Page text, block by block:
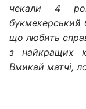
чекали 4
букмекерський
що любить
з найкращих
Вмикай матчі,